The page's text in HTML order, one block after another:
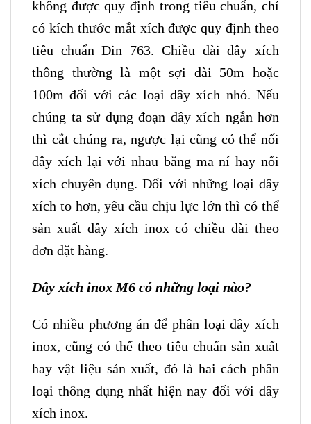
không được quy định trong tiêu chuẩn, chỉ
có kích thước mắt xích được quy định theo
tiêu chuẩn Din 763. Chiều dài dây xích
thông thường là một sợi dài 50m hoặc
100m đối với các loại dây xích nhỏ. Nếu
chúng ta sử dụng đoạn dây xích ngắn hơn
thì cắt chúng ra, ngược lại cũng có thể nối
dây xích lại với nhau bằng ma ní hay nối
xích chuyên dụng. Đối với những loại dây
xích to hơn, yêu cầu chịu lực lớn thì có thể
sản xuất dây xích inox có chiều dài theo
đơn đặt hàng.
Dây xích inox M6 có những loại nào?
Có nhiều phương án để phân loại dây xích
inox, cũng có thể theo tiêu chuẩn sản xuất
hay vật liệu sản xuất, đó là hai cách phân
loại thông dụng nhất hiện nay đối với dây
xích inox.